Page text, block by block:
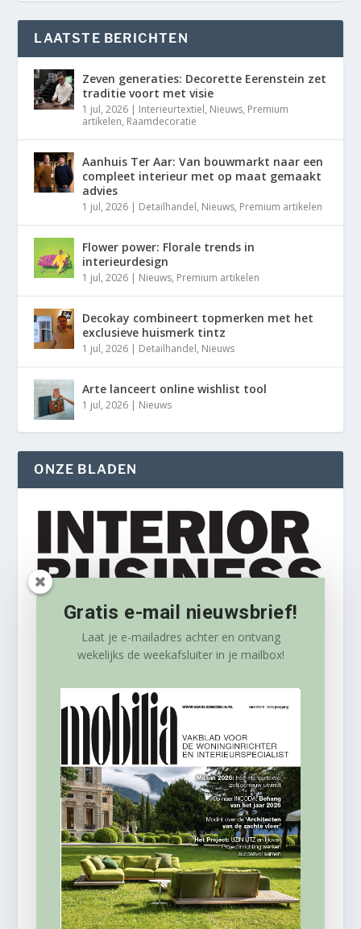
LAATSTE BERICHTEN
Zeven generaties: Decorette Eerenstein zet
traditie voort met visie
1 jul, 2026 | Interieurtextiel, Nieuws, Premium
artikelen, Raamdecoratie
Aanhuis Ter Aar: Van bouwmarkt naar een
compleet interieur met op maat gemaakt
advies
1 jul, 2026 | Detailhandel, Nieuws, Premium artikelen
Flower power: Florale trends in
interieurdesign
1 jul, 2026 | Nieuws, Premium artikelen
Decokay combineert topmerken met het
exclusieve huismerk tintz
1 jul, 2026 | Detailhandel, Nieuws
Arte lanceert online wishlist tool
1 jul, 2026 | Nieuws
ONZE BLADEN
Gratis e-mail nieuwsbrief!
Laat je e-mailadres achter en ontvang
wekelijks de weekafsluiter in je mailbox!